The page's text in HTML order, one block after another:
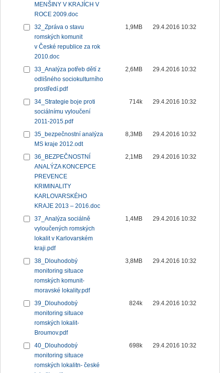
MENŠINY V KRAJÍCH V
ROCE 2009.doc
32_Zpráva o stavu
romských komunit
v České republice za rok
2010.doc
1,9MB 29.4.2016 10:32
33_Analýza potřeb dětí z
odlišného sociokulturního
prostředí.pdf
2,6MB 29.4.2016 10:32
34_Strategie boje proti
sociálnímu vyloučení
2011-2015.pdf
714k 29.4.2016 10:32
35_bezpečnostní analýza
MS kraje 2012.odt
8,3MB 29.4.2016 10:32
36_BEZPEČNOSTNÍ
ANALÝZA KONCEPCE
PREVENCE
KRIMINALITY
KARLOVARSKÉHO
KRAJE 2013 – 2016.doc
2,1MB 29.4.2016 10:32
37_Analýza sociálně
vyloučených romských
lokalit v Karlovarském
kraji.pdf
1,4MB 29.4.2016 10:32
38_Dlouhodobý
monitoring situace
romských komunit-
moravské lokality.pdf
3,8MB 29.4.2016 10:32
39_Dlouhodobý
monitoring situace
romských lokalit-
Broumov.pdf
824k 29.4.2016 10:32
40_Dlouhodobý
monitoring situace
romských lokalitn- české
698k 29.4.2016 10:32